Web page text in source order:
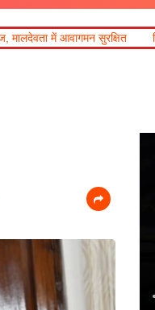
दिल्ली-देहरादून आर्थिक कॉरिडोर से